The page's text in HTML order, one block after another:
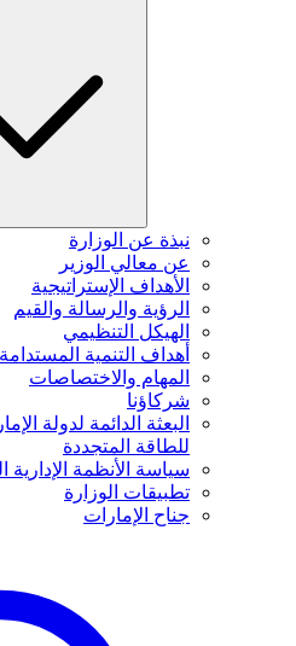
نبذة عن الوزارة
عن معالي الوزير
الأهداف الإستراتيجية
الرؤية والرسالة والقيم
الهيكل التنظيمي
أهداف التنمية المستدامة
المهام والاختصاصات
شركاؤنا
البعثة الدائمة لدولة
للطاقة المتجددة
سياسة الأنظمة الإدارية
تطبيقات الوزارة
جناح الإمارات